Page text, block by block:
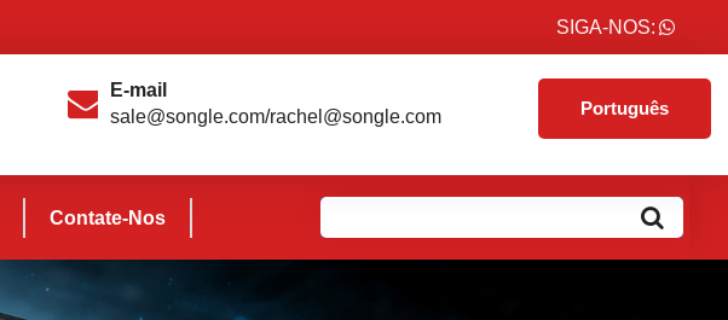
SIGA-NOS:
E-mail
sale@songle.com/rachel@songle.com
Português
Contate-Nos